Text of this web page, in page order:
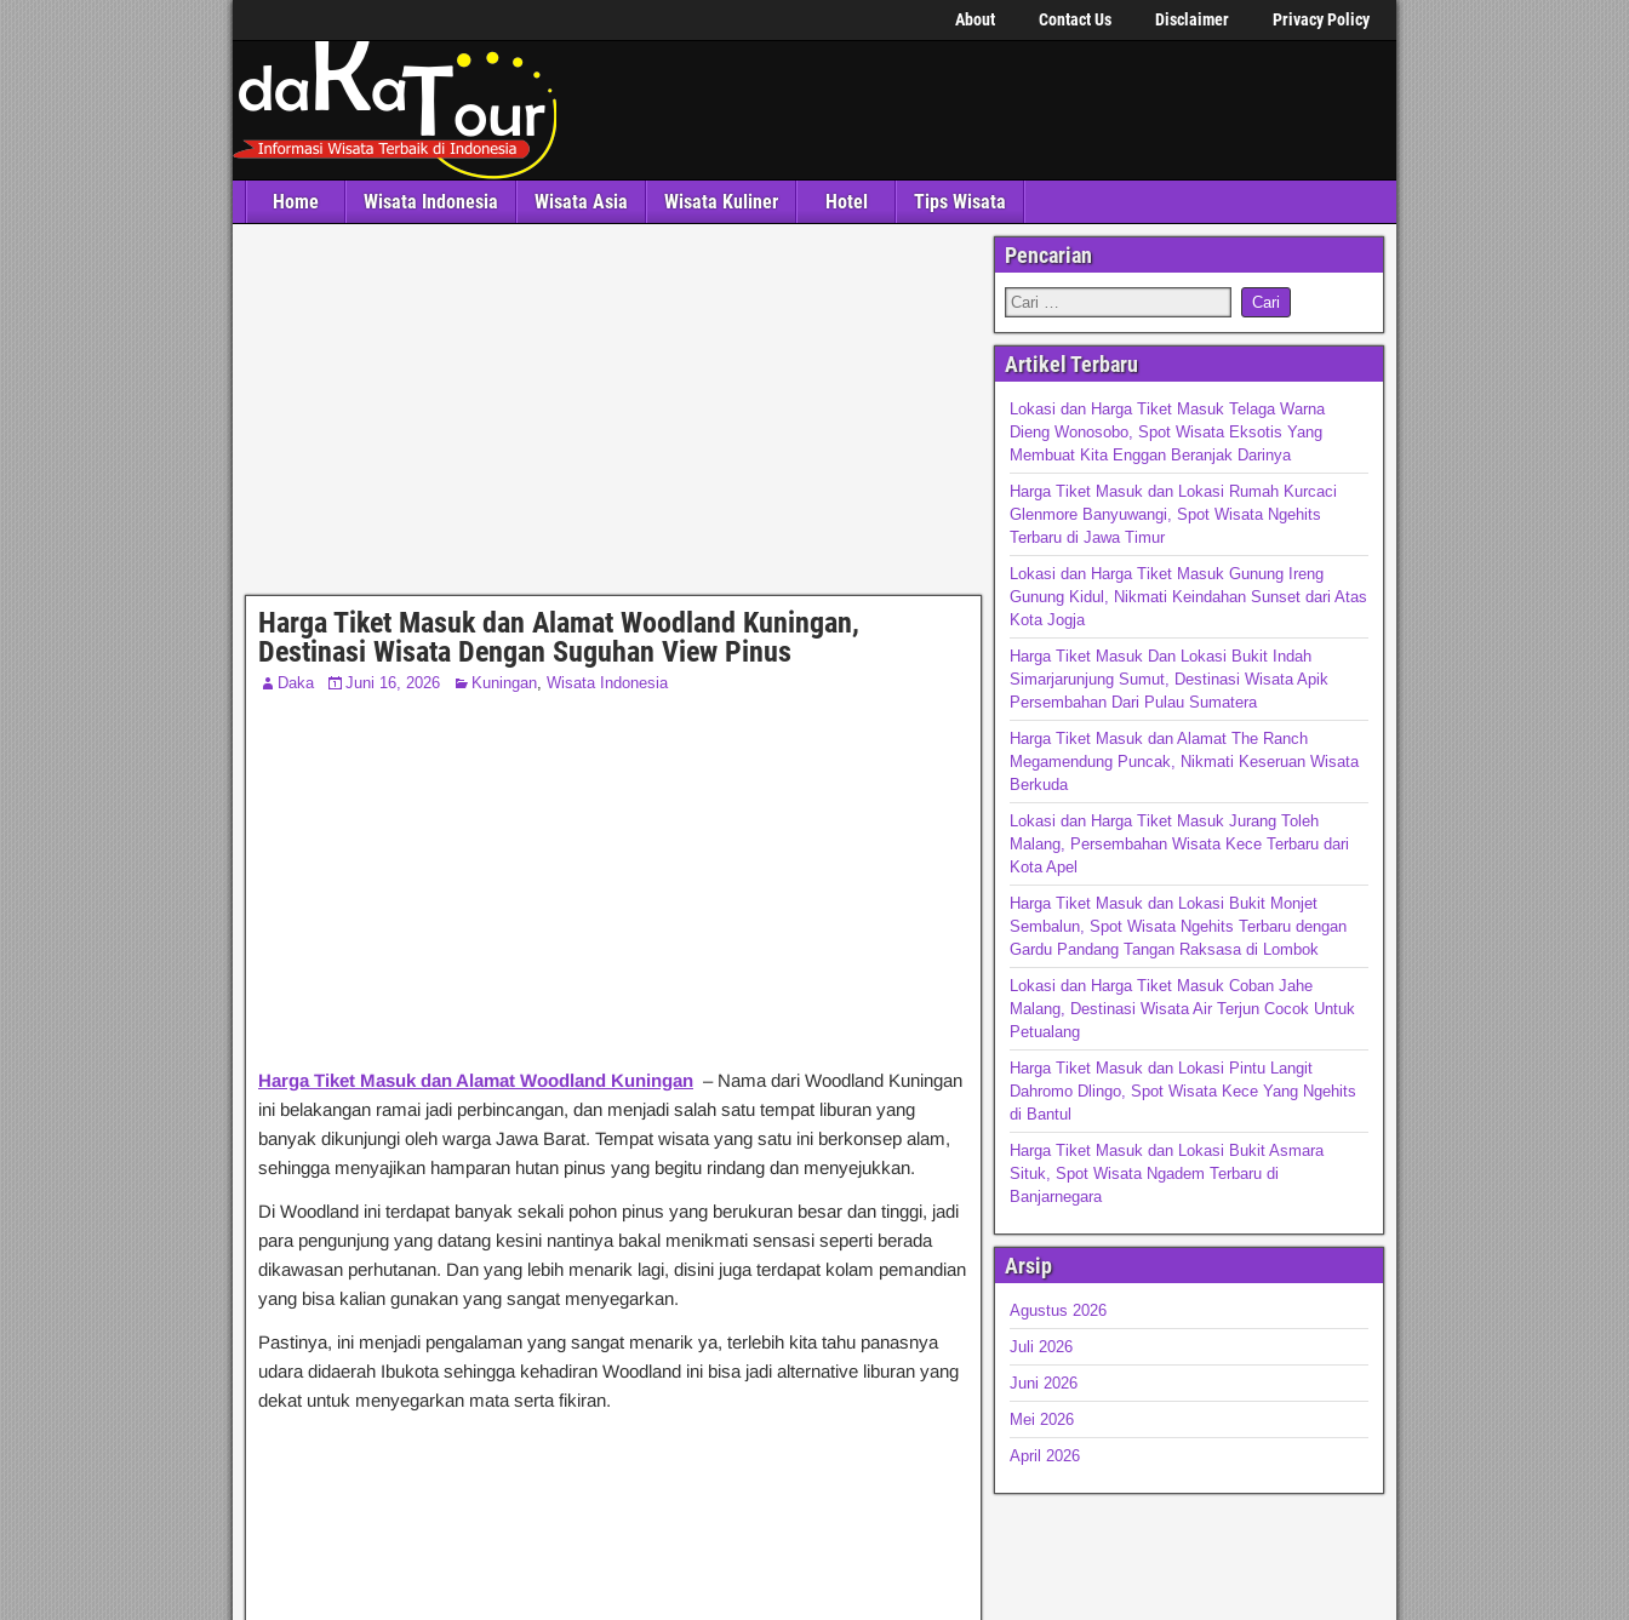
About Contact Us Disclaimer Privacy Policy
Home Wisata Indonesia Wisata Asia Wisata Kuliner Hotel Tips Wisata
Harga Tiket Masuk dan Alamat Woodland Kuningan,
Destinasi Wisata Dengan Suguhan View Pinus
Daka Juni 16, 2026 Kuningan, Wisata Indonesia
Harga Tiket Masuk dan Alamat Woodland Kuningan – Nama dari Woodland Kuningan
ini belakangan ramai jadi perbincangan, dan menjadi salah satu tempat liburan yang
banyak dikunjungi oleh warga Jawa Barat. Tempat wisata yang satu ini berkonsep alam,
sehingga menyajikan hamparan hutan pinus yang begitu rindang dan menyejukkan.
Di Woodland ini terdapat banyak sekali pohon pinus yang berukuran besar dan tinggi, jadi
para pengunjung yang datang kesini nantinya bakal menikmati sensasi seperti berada
dikawasan perhutanan. Dan yang lebih menarik lagi, disini juga terdapat kolam pemandian
yang bisa kalian gunakan yang sangat menyegarkan.
Pastinya, ini menjadi pengalaman yang sangat menarik ya, terlebih kita tahu panasnya
udara didaerah Ibukota sehingga kehadiran Woodland ini bisa jadi alternative liburan yang
dekat untuk menyegarkan mata serta fikiran.
Pencarian
Artikel Terbaru
Lokasi dan Harga Tiket Masuk Telaga Warna
Dieng Wonosobo, Spot Wisata Eksotis Yang
Membuat Kita Enggan Beranjak Darinya
Harga Tiket Masuk dan Lokasi Rumah Kurcaci
Glenmore Banyuwangi, Spot Wisata Ngehits
Terbaru di Jawa Timur
Lokasi dan Harga Tiket Masuk Gunung Ireng
Gunung Kidul, Nikmati Keindahan Sunset dari Atas
Kota Jogja
Harga Tiket Masuk Dan Lokasi Bukit Indah
Simarjarunjung Sumut, Destinasi Wisata Apik
Persembahan Dari Pulau Sumatera
Harga Tiket Masuk dan Alamat The Ranch
Megamendung Puncak, Nikmati Keseruan Wisata
Berkuda
Lokasi dan Harga Tiket Masuk Jurang Toleh
Malang, Persembahan Wisata Kece Terbaru dari
Kota Apel
Harga Tiket Masuk dan Lokasi Bukit Monjet
Sembalun, Spot Wisata Ngehits Terbaru dengan
Gardu Pandang Tangan Raksasa di Lombok
Lokasi dan Harga Tiket Masuk Coban Jahe
Malang, Destinasi Wisata Air Terjun Cocok Untuk
Petualang
Harga Tiket Masuk dan Lokasi Pintu Langit
Dahromo Dlingo, Spot Wisata Kece Yang Ngehits
di Bantul
Harga Tiket Masuk dan Lokasi Bukit Asmara
Situk, Spot Wisata Ngadem Terbaru di
Banjarnegara
Arsip
Agustus 2026
Juli 2026
Juni 2026
Mei 2026
April 2026